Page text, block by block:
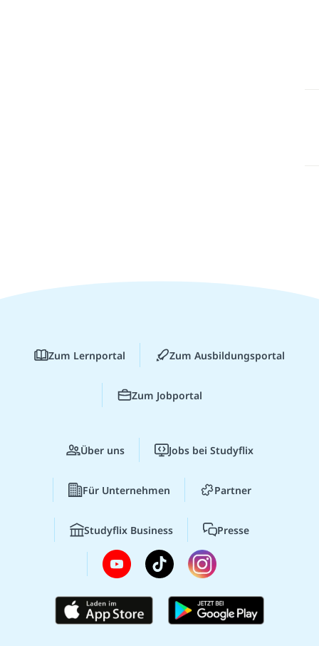
Zum Lernportal Zum Ausbildungsportal
Zum Jobportal
Über uns Jobs bei Studyflix
Für Unternehmen Partner
Studyflix Business Presse